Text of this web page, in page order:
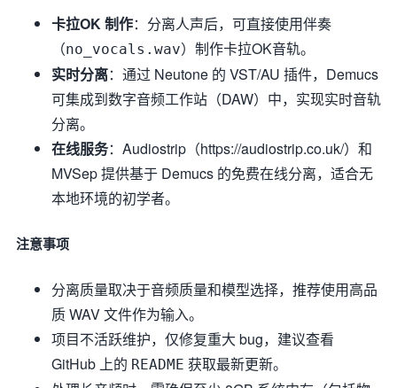
卡拉OK 制作：分离人声后，可直接使用伴奏
（no_vocals.wav）制作卡拉OK音轨。
实时分离：通过 Neutone 的 VST/AU 插件，Demucs
可集成到数字音频工作站（DAW）中，实现实时音轨
分离。
在线服务：Audiostrip（https://audiostrip.co.uk/）和
MVSep 提供基于 Demucs 的免费在线分离，适合无
本地环境的初学者。
注意事项
分离质量取决于音频质量和模型选择，推荐使用高品
质 WAV 文件作为输入。
项目不活跃维护，仅修复重大 bug，建议查看
GitHub 上的 README 获取最新更新。